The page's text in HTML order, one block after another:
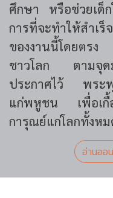
ศึกษา หรือช่วยเด็
การที่จะทำให้สำเ
ของงานนี้โดยตรง
ชาวโลก ตามจุดมุ่
ประกาศไว้ พระพุ
แก่พหูชน เพื่อเกื้
การุณย์แก่โลกทั้งหม
อ่านออ